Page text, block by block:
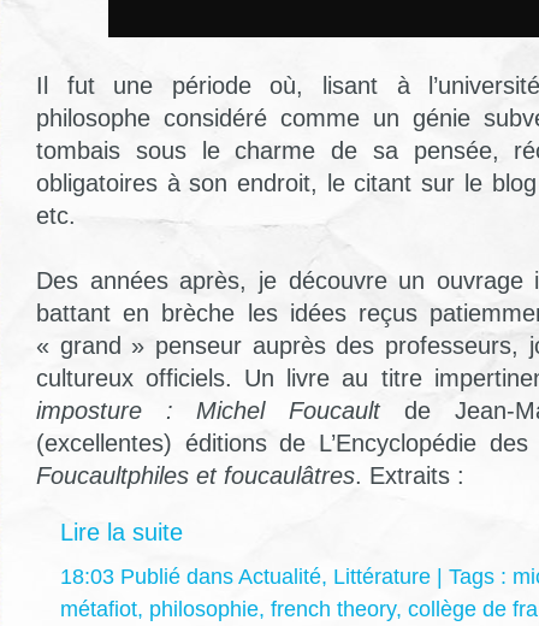
Il fut une période où, lisant à
philosophe considéré comme un génie
tombais sous le charme de sa pensée,
obligatoires à son endroit, le citant sur le
etc.
Des années après, je découvre un ouvrage
battant en brèche les idées reçus
« grand » penseur auprès des professeurs,
cultureux officiels. Un livre au titre
imposture : Michel Foucaultde Jean-
(excellentes) éditions de L’Encyclopédie
Foucaultphiles et foucaulâtres. Extraits :
Lire la suite
18:03 Publié dans Actualité, Littérature | Tags :
métafiot, philosophie, french theory, collège de